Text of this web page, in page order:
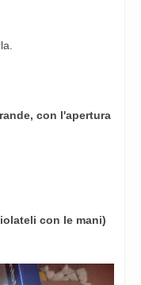
con l'apertura
con le mani)